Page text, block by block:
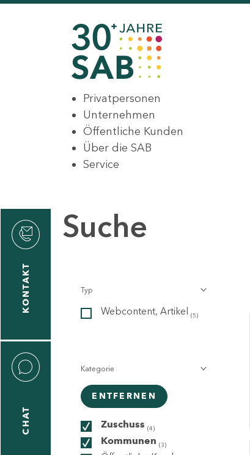
Privatpersonen
Unternehmen
Öffentliche Kunden
Über die SAB
Service
KONTAKT
CHAT
Suche
Typ
Webcontent, Artikel (5)
Kategorie
ENTFERNEN
Zuschuss (4)
Kommunen (3)